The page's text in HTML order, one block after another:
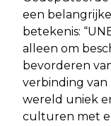
een
betekenis:
alleen om
bevorderen
verbinding van
wereld uniek
culturen met